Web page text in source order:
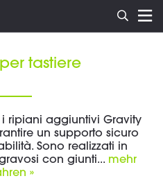
tastiere
i ripiani aggiuntivi Gravity
un supporto sicuro
Sono realizzati in
con giunti... mehr
»